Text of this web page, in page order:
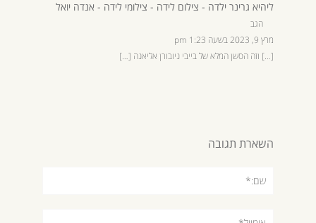
ליהיא גרינר ילדה - צילום לידה - צילומי לידה - אנדה יואל
הגב
מרץ 9, 2023 בשעה 1:23 pm
[…] וזה הסשן המלא של בייבי ניובורן אליאנה […]
השארת תגובה